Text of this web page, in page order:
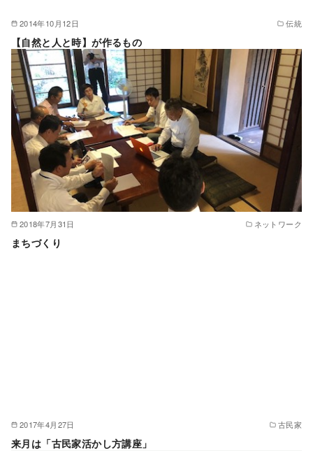
2014年10月12日 伝統
【自然と人と時】が作るもの
2018年7月31日 ネットワーク
まちづくり
2017年4月27日 古民家
来月は「古民家活かし方講座」